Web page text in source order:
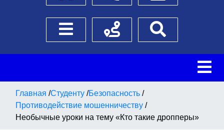
Боковое менюСхема проезда
Главная /Студенту /Безопасность /
Противодействие мошенничеству /
Необычные уроки на тему «Кто такие дропперы»